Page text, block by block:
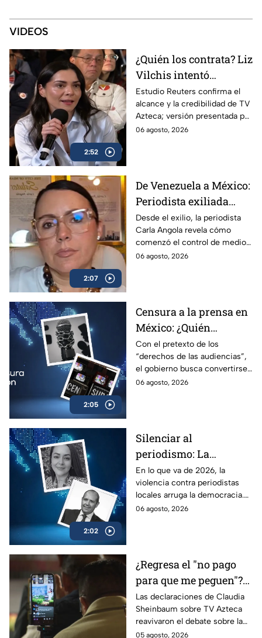
VIDEOS
2:52
¿Quién los contrata? Liz
Vilchis intentó
desvirtuar estudio de
Reuters sobre la
credibilidad de TV
Azteca
Estudio Reuters confirma el
alcance y la credibilidad de TV
Azteca; versión presentada por
Liz Vilchis fue cuestionada al
06 agosto, 2026
2:07
De Venezuela a México:
Periodista exiliada
alerta sobre los
peligros de censurar a
la prensa
Desde el exilio, la periodista
Carla Angola revela cómo
comenzó el control de medios
en Venezuela y por qué México
06 agosto, 2026
2:05
Censura a la prensa en
México: ¿Quién
sancionará las
mentiras oficiales del
gobierno?
Con el pretexto de los
“derechos de las audiencias”,
el gobierno busca convertirse
en el árbitro supremo de la
06 agosto, 2026
2:02
Silenciar al
periodismo: La
estrategia de violencia
e impunidad rumbo a
2027
En lo que va de 2026, la
violencia contra periodistas
locales arruga la democracia.
Entérate de cómo los
06 agosto, 2026
¿Regresa el "no pago
para que me peguen"?
Reviven frase de López
Portillo tras dichos del
gobierno de México
Las declaraciones de Claudia
Sheinbaum sobre TV Azteca
reavivaron el debate sobre la
publicidad oficial y recordaron
05 agosto, 2026